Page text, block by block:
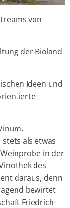
von
der Bioland-
Ideen und
als etwas
in der
des
daraus, denn
bewirtet
Friedrich-